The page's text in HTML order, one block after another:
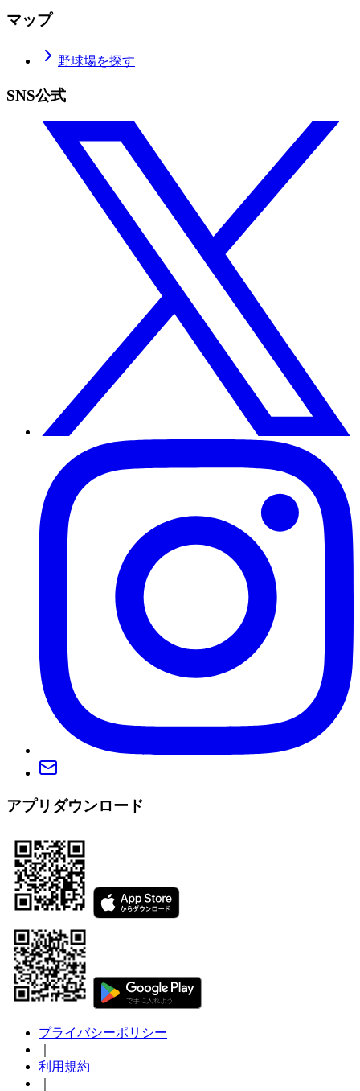
マップ
野球場を探す
SNS公式
アプリダウンロード
プライバシーポリシー
利用規約